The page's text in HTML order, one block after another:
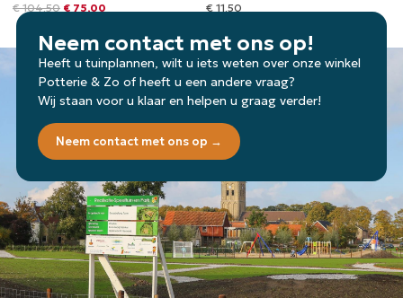
€104,50 € 75,00 € 11,50
Neem contact met ons op!
Heeft u tuinplannen, wilt u iets weten over onze winkel
Potterie & Zo of heeft u een andere vraag?
Wij staan voor u klaar en helpen u graag verder!
Neem contact met ons op →